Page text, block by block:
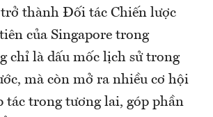
thành Đối tác Chiến lược
của Singapore trong
chỉ là dấu mốc lịch sử trong
mà còn mở ra nhiều cơ hội
tác trong tương lai, góp phần